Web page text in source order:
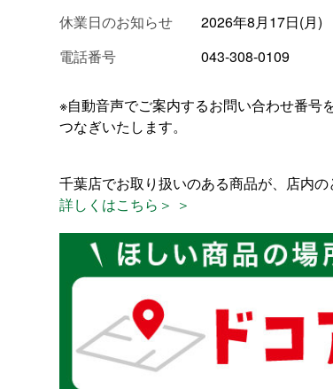
休業日のお知らせ
2026年8月17日(月)
電話番号
043-308-0109
※自動音声でご案内するお問い合わせ番号
つなぎいたします。
千葉店でお取り扱いのある商品が、店内の
詳しくはこちら＞ ＞